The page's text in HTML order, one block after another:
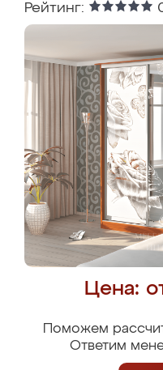
Рейтинг:
Цена:
Поможем
Ответим